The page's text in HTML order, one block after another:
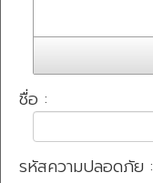
ชื่อ :
รหัสความปลอดภัย :